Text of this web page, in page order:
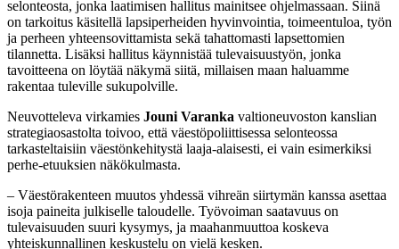
selonteosta, jonka laatimisen hallitus mainitsee ohjelmassaan. Siinä
on tarkoitus käsitellä lapsiperheiden hyvinvointia, toimeentuloa, työn
ja perheen yhteensovittamista sekä tahattomasti lapsettomien
tilannetta. Lisäksi hallitus käynnistää tulevaisuustyön, jonka
tavoitteena on löytää näkymä siitä, millaisen maan haluamme
rakentaa tuleville sukupolville.
Neuvotteleva virkamies Jouni Varanka valtioneuvoston kanslian
strategiaosastolta toivoo, että väestöpoliittisessa selonteossa
tarkasteltaisiin väestönkehitystä laaja-alaisesti, ei vain esimerkiksi
perhe-etuuksien näkökulmasta.
– Väestörakenteen muutos yhdessä vihreän siirtymän kanssa asettaa
isoja paineita julkiselle taloudelle. Työvoiman saatavuus on
tulevaisuuden suuri kysymys, ja maahanmuuttoa koskeva
yhteiskunnallinen keskustelu on vielä kesken.